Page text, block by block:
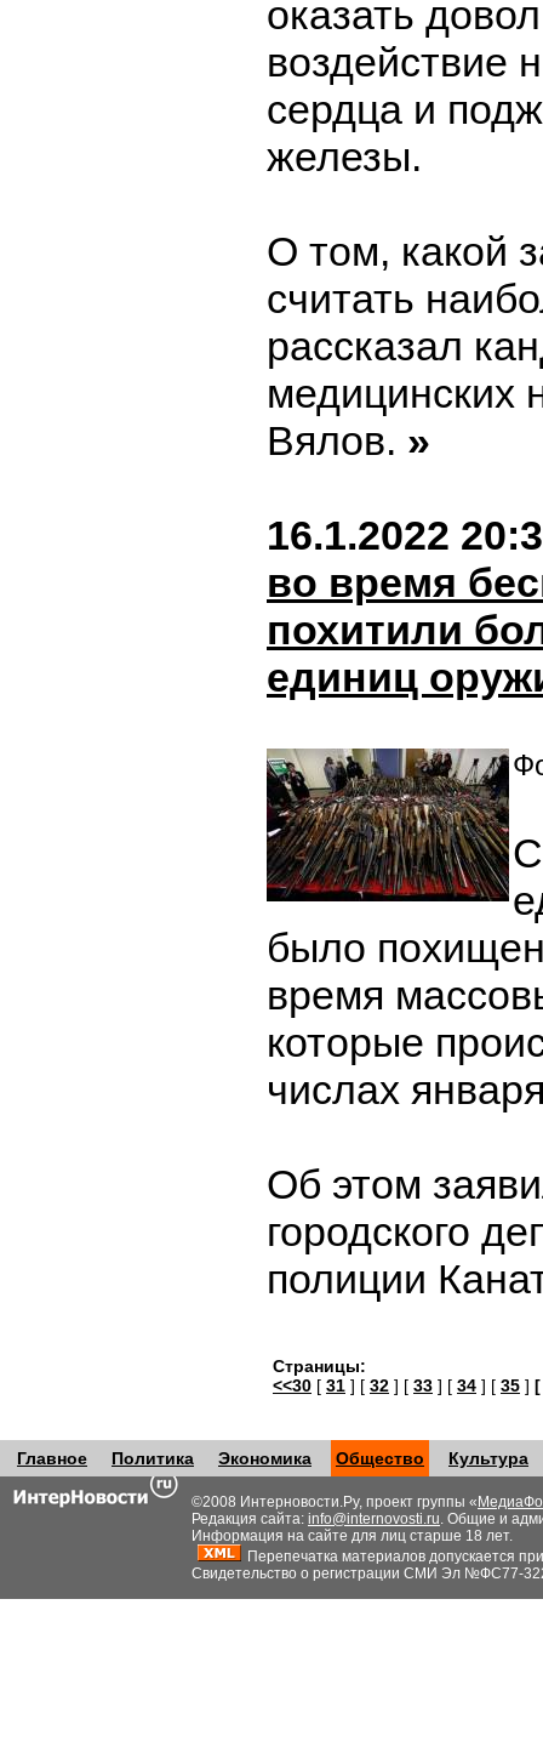
оказать
воздействие
сердца и
железы.
О том, какой
считать
рассказал
медицинских
Вялов. »
16.1.2022
во время
похитили
единиц
было
время
которые
числах
Об этом
городского
полиции
Страницы:
<<30 [ 31 ] [ 32 ] [ 33 ] [ 34 ] [ 35 ] [
Главное Политика Экономика Общество Культура
©2008 Интерновости.Ру, проект группы «
Редакция сайта: info@internovosti.ru. Общие и
Информация на сайте для лиц старше 18 лет.
Перепечатка материалов допускается
Свидетельство о регистрации СМИ Эл №ФС77-